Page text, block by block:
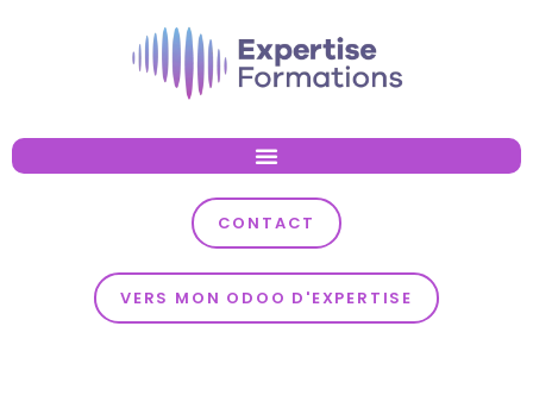
CONTACT
VERS MON ODOO D'EXPERTISE